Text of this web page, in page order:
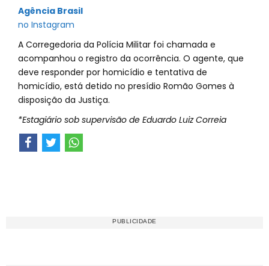
Agência Brasil
no Instagram
A Corregedoria da Polícia Militar foi chamada e
acompanhou o registro da ocorrência. O agente, que
deve responder por homicídio e tentativa de
homicídio, está detido no presídio Romão Gomes à
disposição da Justiça.
*Estagiário sob supervisão de Eduardo Luiz Correia